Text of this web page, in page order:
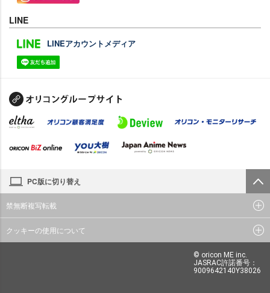
LINE
LINEアカウントメディア
PC版に切り替え
禁無断複写転載
クッキーの使用について
© oricon ME inc.
JASRAC許諾番号：
9009642140Y38026